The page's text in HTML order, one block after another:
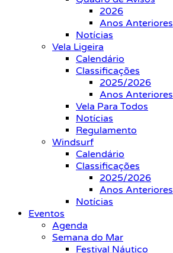
2026
Anos Anteriores
Notícias
Vela Ligeira
Calendário
Classificações
2025/2026
Anos Anteriores
Vela Para Todos
Notícias
Regulamento
Windsurf
Calendário
Classificações
2025/2026
Anos Anteriores
Notícias
Eventos
Agenda
Semana do Mar
Festival Náutico